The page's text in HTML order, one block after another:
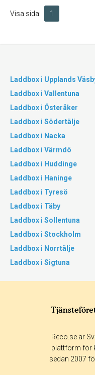
Visa sida: 1
Laddbox i Upplands
Laddbox i Vallentuna
Laddbox i Österåker
Laddbox i Södertälje
Laddbox i Nacka
Laddbox i Värmdö
Laddbox i Huddinge
Laddbox i Haninge
Laddbox i Tyresö
Laddbox i Täby
Laddbox i Sollentuna
Laddbox i Stockholm
Laddbox i Norrtälje
Laddbox i Sigtuna
Reco.se är
plattform för
sedan 2007